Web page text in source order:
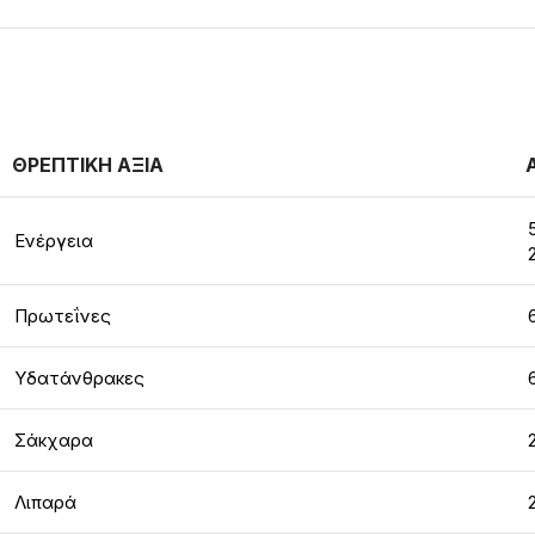
ΘΡΕΠΤΙΚΗ ΑΞΙΑ
Ενέργεια
Πρωτεΐνες
Υδατάνθρακες
Σάκχαρα
Λιπαρά